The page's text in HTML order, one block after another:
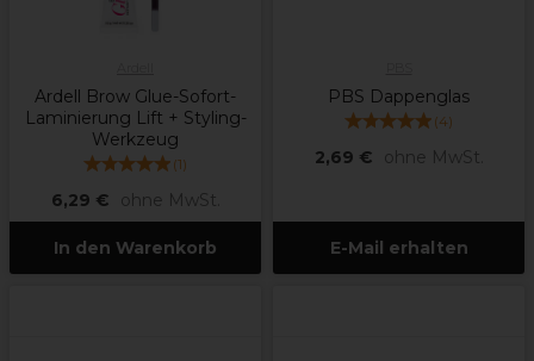
Ardell Brow Glue-Sofort-
Laminierung Lift + Styling-
Werkzeug
(1)
6,29 € ohne MwSt.
In den Warenkorb
PBS Dappenglas
(4)
2,69 € ohne MwSt.
E-Mail erhalten